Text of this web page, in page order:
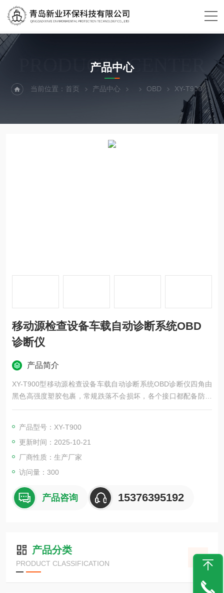
PRODUCTS CENTER
产品中心
当前位置：首页 产品中心 OBD XY-T900移动源检查设备车载自动诊断系统OBD诊断仪
移动源检查设备车载自动诊断系统OBD
诊断仪
产品简介
XY-T900型移动源检查设备车载自动诊断系统OBD诊断仪四角由
黑色高强度塑胶包裹，常规跌落不会损坏，各个接口都配备防水
塞。工业级品质，针对特殊行业设计，有效防尘、防水、防震、
产品型号：XY-T900
更新时间：2025-10-21
厂商性质：生产厂家
访问量：300
产品咨询 15376395192
产品分类
PRODUCT CLASSIFICATION